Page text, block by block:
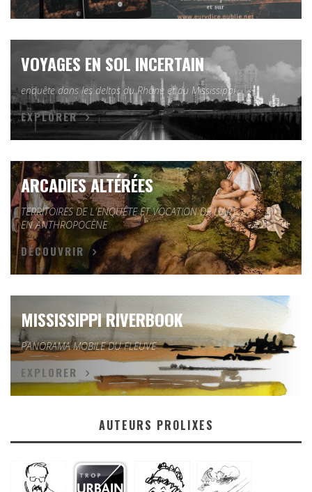
VOYAGES EN SOL INCERTAIN
enquête dans les deltas du Rhône et du Mississippi
EXPLORER
ARCADIES ALTÉRÉES
TERRITOIRES DE L'ENQUÊTE ET VOCATION DE L'ART
EN ANTHROPOCÈNE
DÉCOUVRIR
MISSISSIPPI RIVERBOOK
PANORAMA MOBILE DU FLEUVE
EXPLORER
AUTEURS PROLIXES